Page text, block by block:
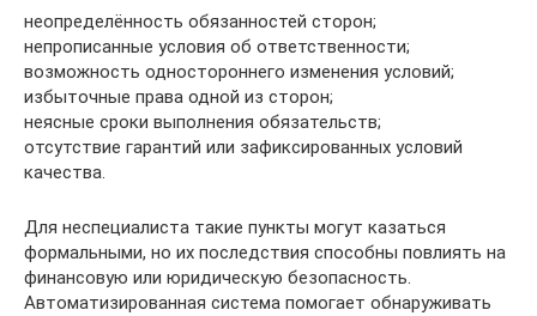
неопределённость обязанностей сторон;
непрописанные условия об ответственности;
возможность одностороннего изменения условий;
избыточные права одной из сторон;
неясные сроки выполнения обязательств;
отсутствие гарантий или зафиксированных условий
качества.
Для неспециалиста такие пункты могут казаться
формальными, но их последствия способны повлиять на
финансовую или юридическую безопасность.
Автоматизированная система помогает обнаруживать